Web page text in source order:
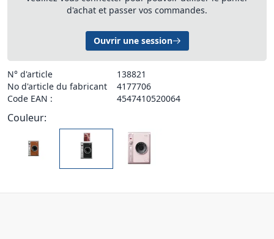
d'achat et passer vos commandes.
Ouvrir une session
N° d'article
138821
No d'article du fabricant
4177706
Code EAN :
4547410520064
Couleur: